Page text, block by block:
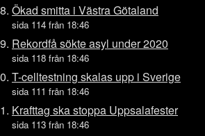
Tis 14 juli
Mån 13 juli
Sön 12 juli
Fre 10 juli
Tors 9 juli
Ons 8 juli
Ökad smitta i Västra Götaland
sida 114 från 18:46
Rekordfå sökte asyl under 2020
sida 118 från 18:46
T-celltestning skalas upp i Sverige
sida 111 från 18:46
Krafttag ska stoppa Uppsalafester
sida 113 från 18:46